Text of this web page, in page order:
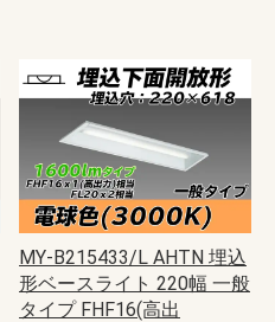
MY-B215433/L AHTN 埋込
形ベースライト 220幅 一般
タイプ FHF16(高出